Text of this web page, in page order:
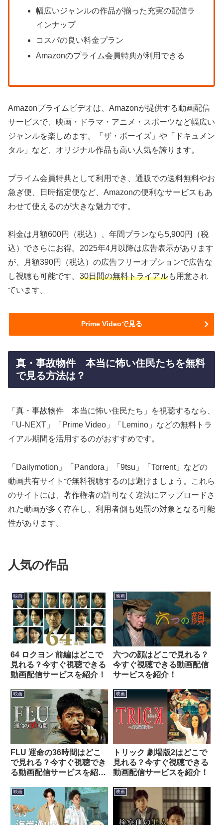
幅広いジャンルの作品が揃った充実の配信ラ
インナップ
コスパの良い料金プラン
Amazonのプライム会員特典が利用できる
Amazonプライムビデオは、Amazonが提供する動画配信
サービスで、映画・ドラマ・アニメ・スポーツなど幅広い
ジャンルを楽しめます。「ザ・ボーイズ」や「ドキュメン
タル」など、オリジナル作品も高い人気を誇ります。
プライム会員特典として利用でき、通販での送料無料やお
急ぎ便、日時指定便など、Amazonの便利なサービスもあ
わせて使えるのが大きな魅力です。
料金は月額600円（税込）、年間プランなら5,900円（税
込）でさらにお得。2025年4月以降は広告表示があります
が、月額390円（税込）の広告フリーオプションで広告な
し視聴も可能です。 30日間の無料トライアルも用意され
ています。
Prime Videoで見る
真・事故物件 本当に怖い住民たちを無料
で見る方法は？
「真・事故物件 本当に怖い住民たち」を視聴するなら、
「U-NEXT」「Prime Video」「Lemino」などの無料トラ
イアル期間を活用するのがおすすめです。
「Dailymotion」「Pandora」「9tsu」「Torrent」などの
動画共有サイトで無料視聴するのは避けましょう。これら
のサイトには、著作権者の許可なく違法にアップロードさ
れた動画が多く存在し、利用者側も処罰の対象となる可能
性があります。
人気の作品
映画
64 ロクヨン 前編はどこで
見れる？今すぐ視聴できる
動画配信サービスを紹介！
映画
六つの顔はどこで見れる？
今すぐ視聴できる動画配信
サービスを紹介！
映画
FLU 運命の36時間はどこ
で見れる？今すぐ視聴でき
る動画配信サービスを紹
映画
トリック 劇場版2はどこで
見れる？今すぐ視聴できる
動画配信サービスを紹介！
映画 映画